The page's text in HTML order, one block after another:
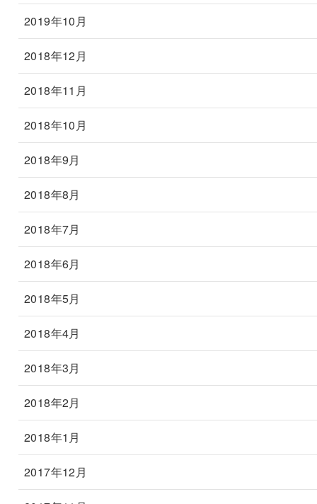
2019年10月
2018年12月
2018年11月
2018年10月
2018年9月
2018年8月
2018年7月
2018年6月
2018年5月
2018年4月
2018年3月
2018年2月
2018年1月
2017年12月